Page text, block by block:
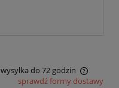
do 72 godzin
płatności
sprawdź formy dostawy